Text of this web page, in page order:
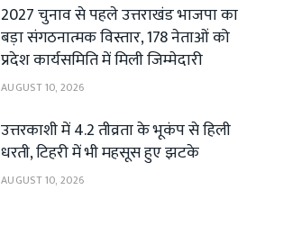
2027 चुनाव से पहले उत्तराखंड भाजपा का
बड़ा संगठनात्मक विस्तार, 178 नेताओं को
प्रदेश कार्यसमिति में मिली जिम्मेदारी
AUGUST 10, 2026
उत्तरकाशी में 4.2 तीव्रता के भूकंप से हिली
धरती, टिहरी में भी महसूस हुए झटके
AUGUST 10, 2026